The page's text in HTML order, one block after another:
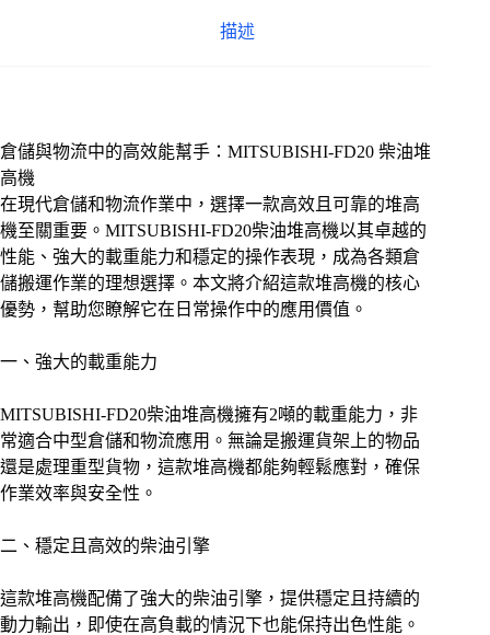
描述
倉儲與物流中的高效能幫手：MITSUBISHI-FD20 柴油堆
高機
在現代倉儲和物流作業中，選擇一款高效且可靠的堆高
機至關重要。MITSUBISHI-FD20柴油堆高機以其卓越的
性能、強大的載重能力和穩定的操作表現，成為各類倉
儲搬運作業的理想選擇。本文將介紹這款堆高機的核心
優勢，幫助您瞭解它在日常操作中的應用價值。
一、強大的載重能力
MITSUBISHI-FD20柴油堆高機擁有2噸的載重能力，非
常適合中型倉儲和物流應用。無論是搬運貨架上的物品
還是處理重型貨物，這款堆高機都能夠輕鬆應對，確保
作業效率與安全性。
二、穩定且高效的柴油引擎
這款堆高機配備了強大的柴油引擎，提供穩定且持續的
動力輸出，即使在高負載的情況下也能保持出色性能。